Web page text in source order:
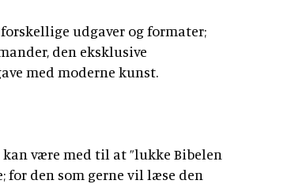
foredrag
om
Bibelen
tidsskrift
om
Bibelen
udgaver og formater;
den eksklusive
med moderne kunst.
være med til at ”lukke Bibelen
for den som gerne vil læse den